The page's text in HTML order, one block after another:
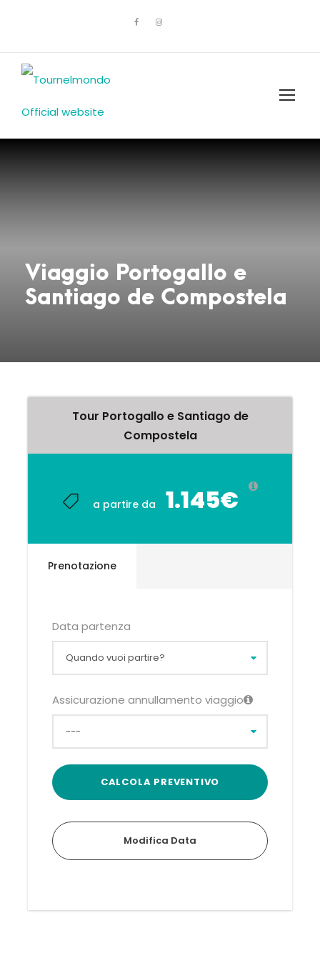
Viaggio Portogallo e
Santiago de Compostela
Tour Portogallo e Santiago de
Compostela
a partire da 1.145€
Prenotazione
Data partenza
Assicurazione annullamento viaggio
Modifica Data